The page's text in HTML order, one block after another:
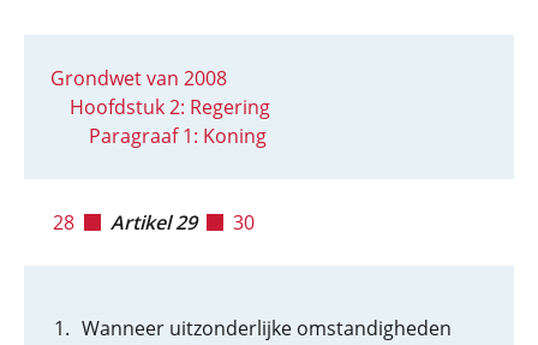
Grondwet van 2008
Hoofdstuk 2: Regering
Paragraaf 1: Koning
28 Artikel 29 30
Wanneer uitzonderlijke omstandigheden